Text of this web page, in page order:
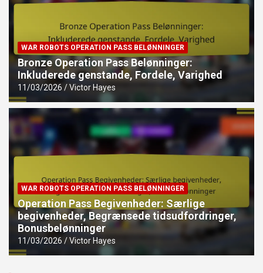
WAR ROBOTS OPERATION PASS BELØNNINGER
Bronze Operation Pass Belønninger:
Inkluderede genstande, Fordele, Varighed
11/03/2026 Victor Hayes
WAR ROBOTS OPERATION PASS BELØNNINGER
Operation Pass Begivenheder: Særlige
begivenheder, Begrænsede tidsudfordringer,
Bonusbelønninger
11/03/2026 Victor Hayes